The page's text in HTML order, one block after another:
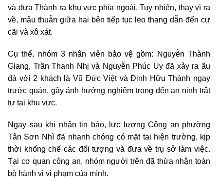
và đưa Thành ra khu vực phía ngoài. Tuy nhiên, thay vì ra
về, mâu thuẫn giữa hai bên tiếp tục leo thang dẫn đến cự
cãi và xô xát.
Cụ thể, nhóm 3 nhân viên bảo vệ gồm: Nguyễn Thành
Giang, Trần Thanh Nhị và Nguyễn Phúc Uy đã xảy ra ẩu
đả với 2 khách là Vũ Đức Việt và Đinh Hữu Thành ngay
trước quán, gây ảnh hưởng nghiêm trọng đến an ninh trật
tự tại khu vực.
Ngay sau khi nhận tin báo, lực lượng Công an phường
Tân Sơn Nhì đã nhanh chóng có mặt tại hiện trường, kịp
thời khống chế các đối tượng và đưa về trụ sở làm việc.
Tại cơ quan công an, nhóm người trên đã thừa nhận toàn
bộ hành vi vi phạm của mình.